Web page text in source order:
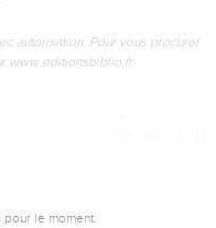
autorisation. Pour vous procurer
www.editionsbiblio.fr
le moment.